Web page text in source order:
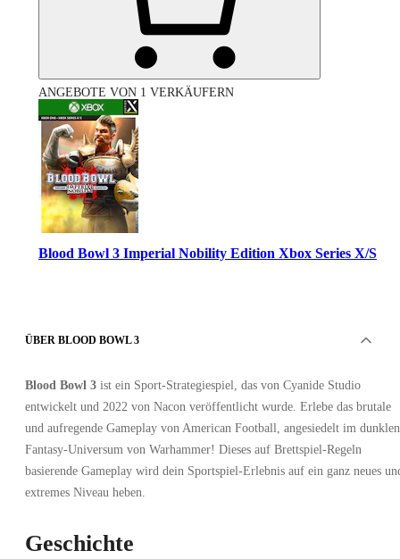
ANGEBOTE VON 1 VERKÄUFERN
Blood Bowl 3 Imperial Nobility Edition Xbox Series X/S
•
Konto
•
GLOBAL
39.99 EUR
ÜBER BLOOD BOWL 3
Blood Bowl 3 ist ein Sport-Strategiespiel, das von Cyanide Studio
entwickelt und 2022 von Nacon veröffentlicht wurde. Erlebe das brutale
und aufregende Gameplay von American Football, angesiedelt im dunklen
Fantasy-Universum von Warhammer! Dieses auf Brettspiel-Regeln
basierende Gameplay wird dein Sportspiel-Erlebnis auf ein ganz neues
extremes Niveau heben.
Geschichte